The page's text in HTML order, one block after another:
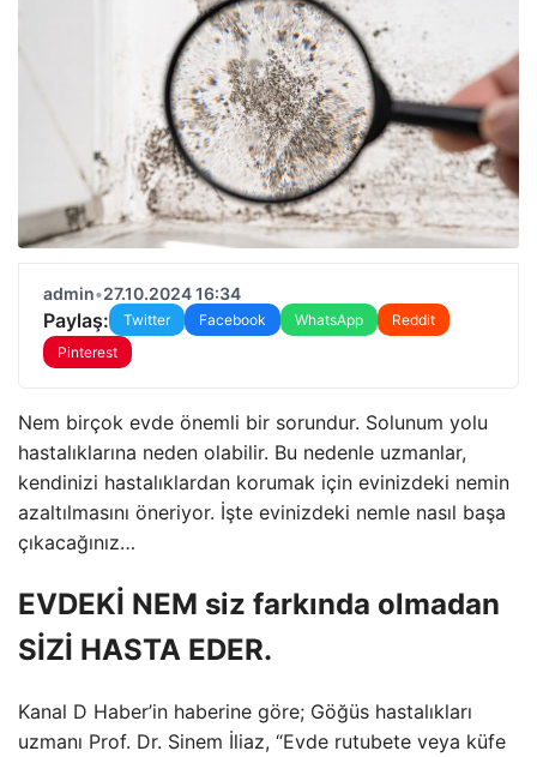
admin•27.10.2024 16:34
Paylaş: Twitter Facebook WhatsApp
Reddit
Pinterest
Nem birçok evde önemli bir sorundur. Solunum yolu
hastalıklarına neden olabilir. Bu nedenle uzmanlar,
kendinizi hastalıklardan korumak için evinizdeki nemin
azaltılmasını öneriyor. İşte evinizdeki nemle nasıl başa
çıkacağınız…
EVDEKİ NEM siz farkında olmadan
SİZİ HASTA EDER.
Kanal D Haber’in haberine göre; Göğüs hastalıkları
uzmanı Prof. Dr. Sinem İliaz, “Evde rutubete veya küfe